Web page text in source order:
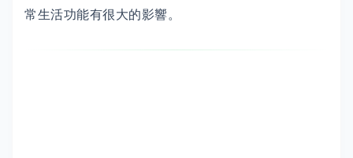
常生活功能有很大的影響。